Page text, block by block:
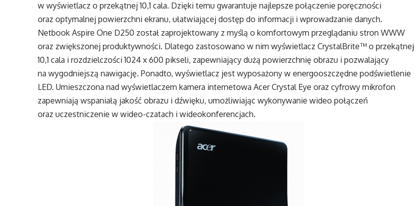
w wyświetlacz o przekątnej 10,1 cala. Dzięki temu gwarantuje najlepsze połączenie poręczności
oraz optymalnej powierzchni ekranu, ułatwiającej dostęp do informacji i wprowadzanie danych.
Netbook Aspire One D250 został zaprojektowany z myślą o komfortowym przeglądaniu stron WWW
oraz zwiększonej produktywności. Dlatego zastosowano w nim wyświetlacz CrystalBrite™ o przekątnej
10,1 cala i rozdzielczości 1024 x 600 pikseli, zapewniający dużą powierzchnię obrazu i pozwalający
na wygodniejszą nawigację. Ponadto, wyświetlacz jest wyposażony w energooszczędne podświetlenie
LED. Umieszczona nad wyświetlaczem kamera internetowa Acer Crystal Eye oraz cyfrowy mikrofon
zapewniają wspaniałą jakość obrazu i dźwięku, umożliwiając wykonywanie wideo połączeń
oraz uczestniczenie w wideo-czatach i wideokonferencjach.